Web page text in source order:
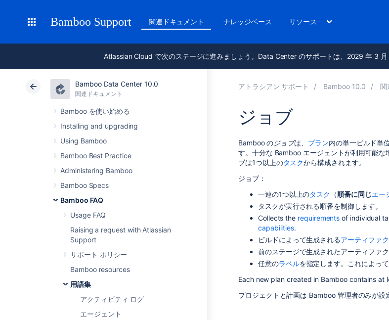
Bamboo Support 関連ドキュメント ナレッジベース リソース
Atlassian Cloud で次のステージに進みましょう。Data Center のサポートは、2029 年 3
Bamboo Data Center 10.0
関連ドキュメント
Bamboo を使い始める
Installing and upgrading
Using Bamboo
Bamboo Best Practice
Administering Bamboo
Bamboo Specs
Bamboo FAQ
Usage FAQ
Raising a request with Atlassian
Support
サポート ポリシー
Bamboo resources
用語集
アクティビティ ログ
エージェント
アトラシアン サポート Bamboo 10.0 関
ジョブ
Bamboo のジョブは、 プラン内の単一ビルド単
す。十分な Bamboo エージェントが利用可能
ブは1つ以上のタスクから構成されます。
ジョブ：
一連の1つ以上のタスク （順番に同じエー
タスクが実行される順番を制御します。
Collects the requirements of individual
capabilities.
ビルドによって生成されるアーティファ
前のステージで生成されたアーティファ
任意のラベルを指定します。これによって
Each new plan created in Bamboo contains at
プロジェクトと計画は Bamboo 管理者のみが設